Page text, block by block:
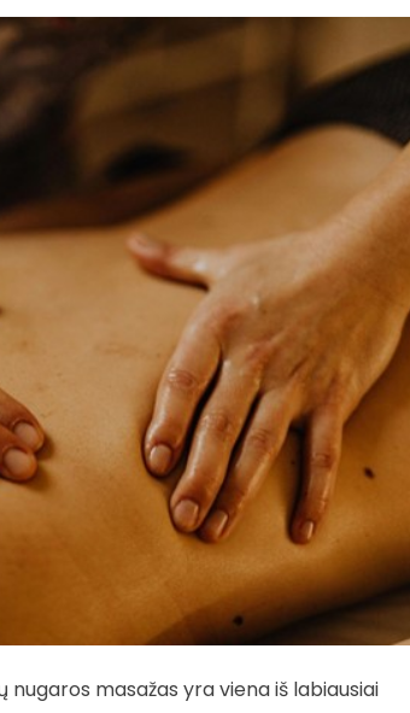
masažas yra viena iš labiausiai